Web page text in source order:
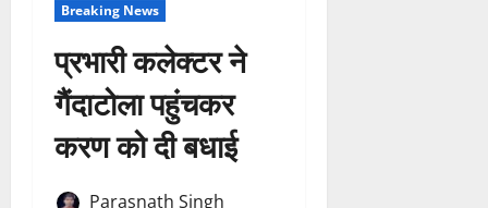
Breaking News
प्रभारी कलेक्टर ने
गैंदाटोला पहुंचकर
करण को दी बधाई
Parasnath Singh